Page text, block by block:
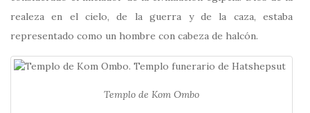
realeza en el cielo, de la guerra y de la caza, estaba
representado como un hombre con cabeza de halcón.
Templo de Kom Ombo